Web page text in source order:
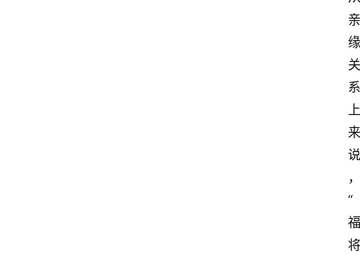
亲
缘
关
系
上
来
说
，
“
福
将